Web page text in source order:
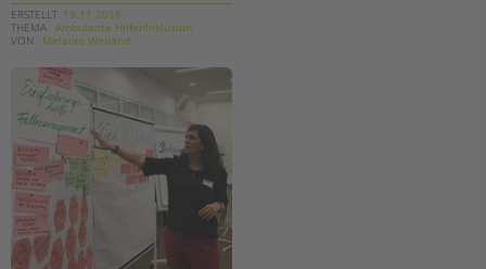
schoolcoach BTL
tandem international
KARRIERE
Stellenangebote
tandem als Arbeitgeberin
NEWS/BLOG
unkuerzbar
Briefe an Kai
ERSTELLT 19.11.2018
THEMA Ambulante HilfenInklusion
VON
Melanie Weiland